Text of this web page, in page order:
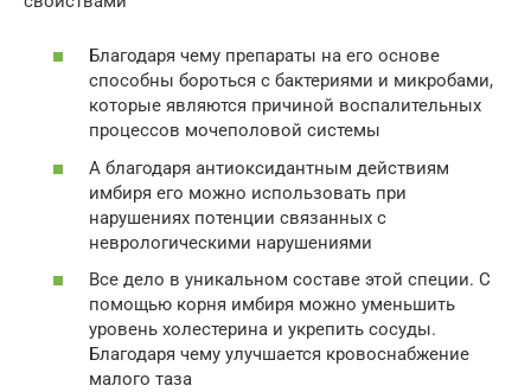
Благодаря чему препараты на его основе
способны бороться с бактериями и микробами,
которые являются причиной воспалительных
процессов мочеполовой системы
А благодаря антиоксидантным действиям
имбиря его можно использовать при
нарушениях потенции связанных с
неврологическими нарушениями
Все дело в уникальном составе этой специи. С
помощью корня имбиря можно уменьшить
уровень холестерина и укрепить сосуды.
Благодаря чему улучшается кровоснабжение
малого таза